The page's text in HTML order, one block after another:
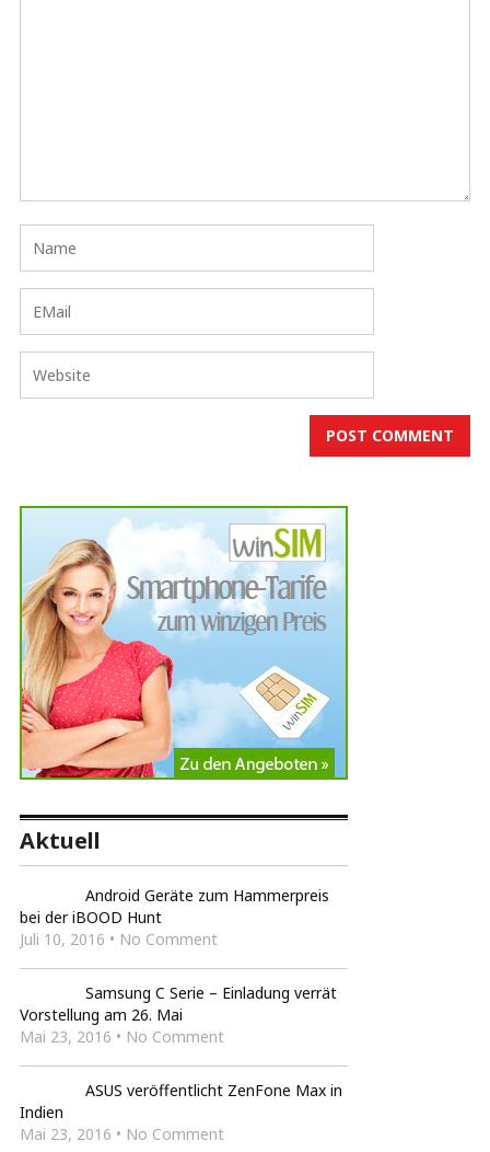
Aktuell
Android Geräte zum Hammerpreis
bei der iBOOD Hunt
Juli 10, 2016 • No Comment
Samsung C Serie – Einladung verrät
Vorstellung am 26. Mai
Mai 23, 2016 • No Comment
ASUS veröffentlicht ZenFone Max in
Indien
Mai 23, 2016 • No Comment